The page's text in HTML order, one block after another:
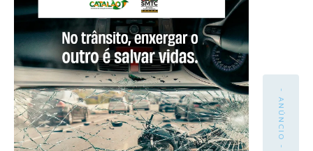
- ANÚNCIO -